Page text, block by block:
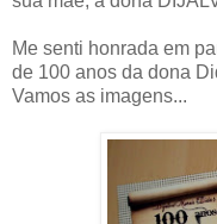
Me senti honrada em
de 100 anos da dona
Vamos as imagens...